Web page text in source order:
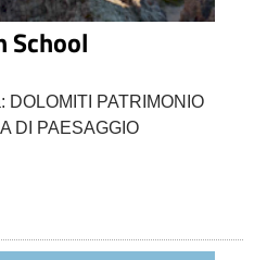
School
DOLOMITI PATRIMONIO
DI PAESAGGIO